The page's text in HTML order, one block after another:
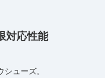
対応性能
ューズ。